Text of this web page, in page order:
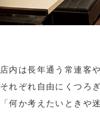
店内は長年通う常連客
それぞれ自由にくつろ
「何か考えたいときや